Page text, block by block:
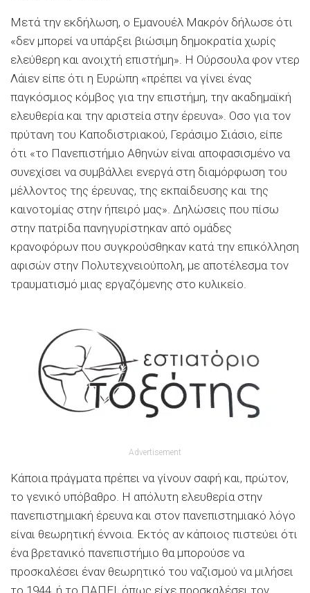
Μετά την εκδήλωση, ο Εμανουέλ Μακρόν δήλωσε ότι
«δεν μπορεί να υπάρξει βιώσιμη δημοκρατία χωρίς
ελεύθερη και ανοιχτή επιστήμη». Η Ούρσουλα φον ντερ
Λάιεν είπε ότι η Ευρώπη «πρέπει να γίνει ένας
παγκόσμιος κόμβος για την επιστήμη, την ακαδημαϊκή
ελευθερία και την αριστεία στην έρευνα». Οσο για τον
πρύτανη του Καποδιστριακού, Γεράσιμο Σιάσιο, είπε
ότι «το Πανεπιστήμιο Αθηνών είναι αποφασισμένο να
συνεχίσει να συμβάλλει ενεργά στη διαμόρφωση του
μέλλοντος της έρευνας, της εκπαίδευσης και της
καινοτομίας στην ήπειρό μας». Δηλώσεις που πίσω
στην πατρίδα πανηγυρίστηκαν από ομάδες
κρανοφόρων που συγκρούσθηκαν κατά την επικόλληση
αφισών στην Πολυτεχνειούπολη, με αποτέλεσμα τον
τραυματισμό μιας εργαζόμενης στο κυλικείο.
Advertisement
Κάποια πράγματα πρέπει να γίνουν σαφή και, πρώτον,
το γενικό υπόβαθρο. Η απόλυτη ελευθερία στην
πανεπιστημιακή έρευνα και στον πανεπιστημιακό λόγο
είναι θεωρητική έννοια. Εκτός αν κάποιος πιστεύει ότι
ένα βρετανικό πανεπιστήμιο θα μπορούσε να
προσκαλέσει έναν θεωρητικό του ναζισμού να μιλήσει
το 1944, ή το ΠΑΠΕΙ, όπως είχε προσκαλέσει τον